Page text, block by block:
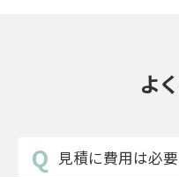
よ
見積に費用は必要